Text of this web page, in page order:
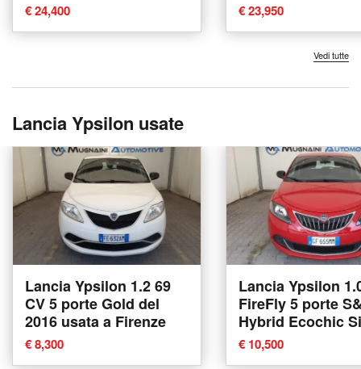
€ 24,400 € 23,950
Vedi tutte
Lancia Ypsilon usate
Lancia Ypsilon 1.2 69
CV 5 porte Gold del
2016 usata a Firenze
€ 8,300
Lancia Ypsilon
FireFly 5 porte
Hybrid Ecochic
del 2021 usata a
Firenze
€ 10,500